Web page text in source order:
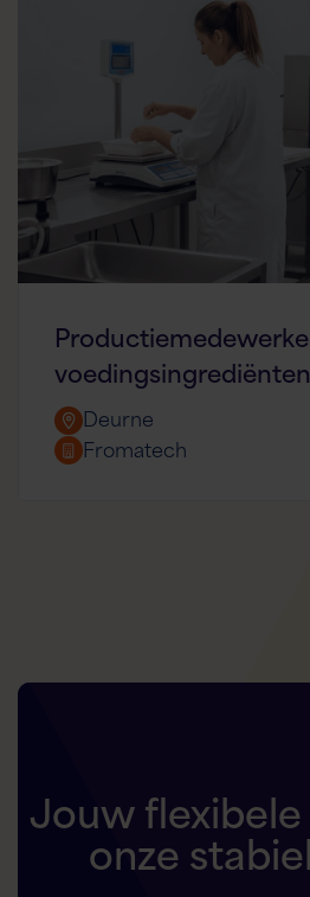
voedingsingrediënten
Deurne
Fromatech
Jouw
onze